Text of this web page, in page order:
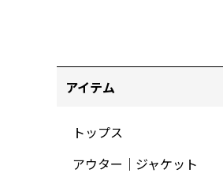
アイテム
トップス
アウター｜ジャケット